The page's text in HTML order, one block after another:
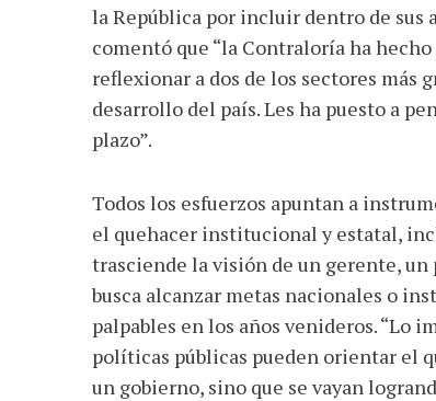
la República por incluir dentro de
comentó que “la Contraloría ha
reflexionar a dos de los sectores más
desarrollo del país. Les ha puesto a
plazo”.
Todos los esfuerzos apuntan a
el quehacer institucional y estatal,
trasciende la visión de un gerente,
busca alcanzar metas nacionales o
palpables en los años venideros. “Lo
políticas públicas pueden orientar el
un gobierno, sino que se vayan